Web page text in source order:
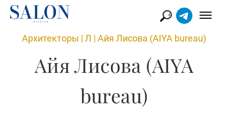
Архитекторы | Л | Айя Лисова (AIYA bureau)
Айя Лисова (AIYA
bureau)